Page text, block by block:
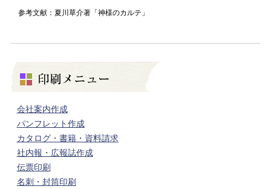
参考文献：夏川草介著「神様のカルテ」
会社案内作成
パンフレット作成
カタログ・書籍・資料請求
社内報・広報誌作成
伝票印刷
名刺・封筒印刷